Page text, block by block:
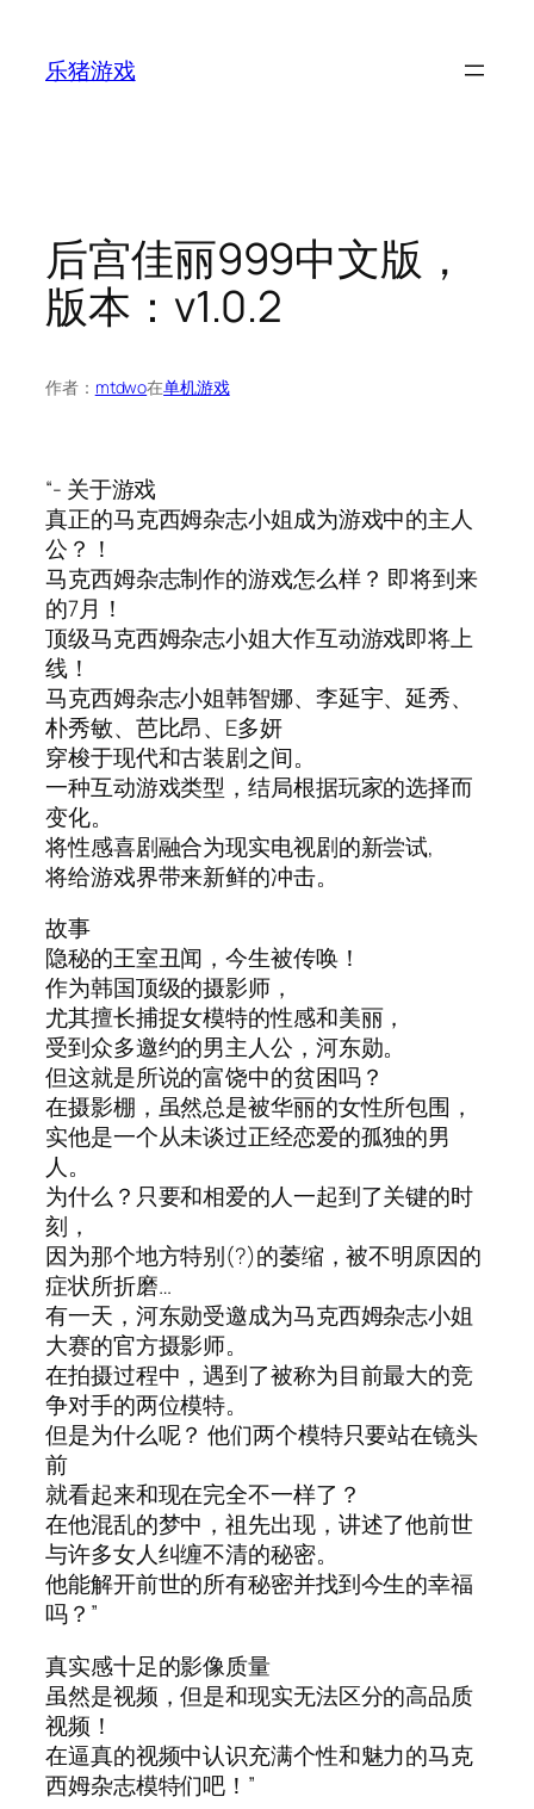
乐猪游戏
后宫佳丽999中文版，
版本：v1.0.2
作者： mtdwo在单机游戏
“- 关于游戏
真正的马克西姆杂志小姐成为游戏中的主人
公？！
马克西姆杂志制作的游戏怎么样？ 即将到来
的7月！
顶级马克西姆杂志小姐大作互动游戏即将上
线！
马克西姆杂志小姐韩智娜、李延宇、延秀、
朴秀敏、芭比昂、E多妍
穿梭于现代和古装剧之间。
一种互动游戏类型，结局根据玩家的选择而
变化。
将性感喜剧融合为现实电视剧的新尝试,
将给游戏界带来新鲜的冲击。
故事
隐秘的王室丑闻，今生被传唤！
作为韩国顶级的摄影师，
尤其擅长捕捉女模特的性感和美丽，
受到众多邀约的男主人公，河东勋。
但这就是所说的富饶中的贫困吗？
在摄影棚，虽然总是被华丽的女性所包围，
实他是一个从未谈过正经恋爱的孤独的男
人。
为什么？只要和相爱的人一起到了关键的时
刻，
因为那个地方特别(?)的萎缩，被不明原因的
症状所折磨…
有一天，河东勋受邀成为马克西姆杂志小姐
大赛的官方摄影师。
在拍摄过程中，遇到了被称为目前最大的竞
争对手的两位模特。
但是为什么呢？ 他们两个模特只要站在镜头
前
就看起来和现在完全不一样了？
在他混乱的梦中，祖先出现，讲述了他前世
与许多女人纠缠不清的秘密。
他能解开前世的所有秘密并找到今生的幸福
吗？”
真实感十足的影像质量
虽然是视频，但是和现实无法区分的高品质
视频！
在逼真的视频中认识充满个性和魅力的马克
西姆杂志模特们吧！”